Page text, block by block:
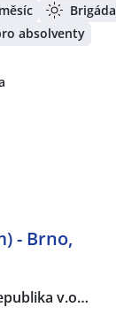
Brigáda
absolventy
- Brno,
v.o…